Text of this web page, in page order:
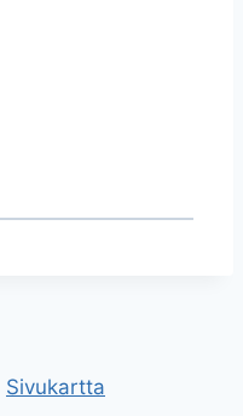
Sivukartta